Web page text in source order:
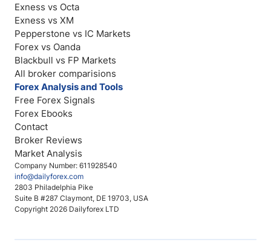
Company Number: 611928540
info@dailyforex.com
2803 Philadelphia Pike
Suite B #287 Claymont, DE 19703, USA
Copyright 2026 Dailyforex LTD
Exness vs Octa
Exness vs XM
Pepperstone vs IC Markets
Forex vs Oanda
Blackbull vs FP Markets
All broker comparisions
Forex Analysis and Tools
Free Forex Signals
Forex Ebooks
Contact
Broker Reviews
Market Analysis